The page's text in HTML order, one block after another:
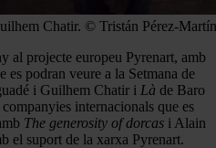
Chatir. © Tristán Pérez-Martín
al projecte europeu Pyrenart, amb
es podran veure a la Setmana de
i Guilhem Chatir i Là de Baro
internacionals que es
The generosity of dorcas i Alain
el suport de la xarxa Pyrenart.